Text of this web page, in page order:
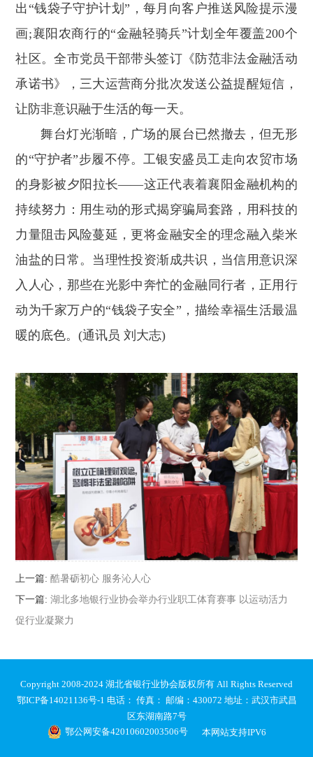
出“钱袋子守护计划”，每月向客户推送风险提示漫
画;襄阳农商行的“金融轻骑兵”计划全年覆盖200个
社区。全市党员干部带头签订《防范非法金融活动
承诺书》，三大运营商分批次发送公益提醒短信，
让防非意识融于生活的每一天。
舞台灯光渐暗，广场的展台已然撤去，但无形
的“守护者”步履不停。工银安盛员工走向农贸市场
的身影被夕阳拉长——这正代表着襄阳金融机构的
持续努力：用生动的形式揭穿骗局套路，用科技的
力量阻击风险蔓延，更将金融安全的理念融入柴米
油盐的日常。当理性投资渐成共识，当信用意识深
入人心，那些在光影中奔忙的金融同行者，正用行
动为千家万户的“钱袋子安全”，描绘幸福生活最温
暖的底色。(通讯员 刘大志)
上一篇:酷暑砺初心 服务沁人心
下一篇:湖北多地银行业协会举办行业职工体育赛事 以运动活力
促行业凝聚力
Copyright 2008-2024 湖北省银行业协会版权所有 All Rights Reserved
鄂ICP备14021136号-1 电话： 传真： 邮编：430072 地址：武汉市武昌
区东湖南路7号
鄂公网安备42010602003506号
本网站支持IPV6